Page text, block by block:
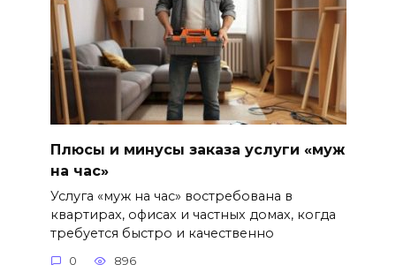
Плюсы и минусы заказа услуги «муж
на час»
Услуга «муж на час» востребована в
квартирах, офисах и частных домах, когда
требуется быстро и качественно
0 896